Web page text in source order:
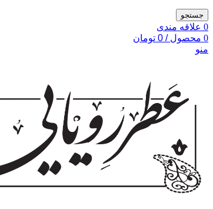
جستجو
0 علاقه مندی
0 محصول /
0 تومان
منو